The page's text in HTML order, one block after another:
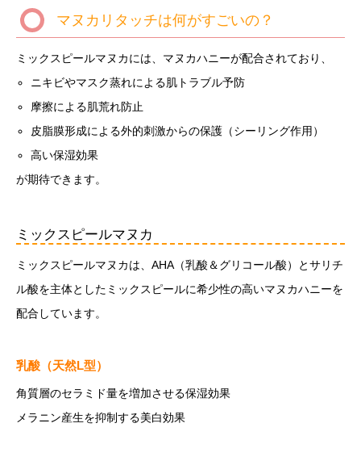
マヌカリタッチは何がすごいの？
ミックスピールマヌカには、マヌカハニーが配合されており、
ニキビやマスク蒸れによる肌トラブル予防
摩擦による肌荒れ防止
皮脂膜形成による外的刺激からの保護（シーリング作用）
高い保湿効果
が期待できます。
ミックスピールマヌカ
ミックスピールマヌカは、AHA（乳酸＆グリコール酸）とサリチ
ル酸を主体としたミックスピールに希少性の高いマヌカハニーを
配合しています。
乳酸（天然L型）
角質層のセラミド量を増加させる保湿効果
メラニン産生を抑制する美白効果